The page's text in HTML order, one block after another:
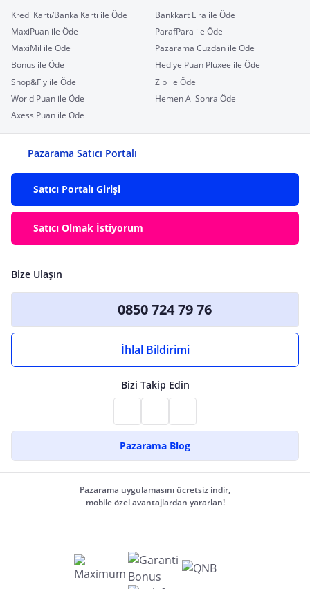
Kredi Kartı/Banka Kartı ile Öde
Bankkart Lira ile Öde
MaxiPuan ile Öde
ParafPara ile Öde
MaxiMil ile Öde
Pazarama Cüzdan ile Öde
Bonus ile Öde
Hediye Puan Pluxee ile Öde
Shop&Fly ile Öde
Zip ile Öde
World Puan ile Öde
Hemen Al Sonra Öde
Axess Puan ile Öde
Pazarama Satıcı Portalı
Satıcı Portalı Girişi
Satıcı Olmak İstiyorum
Bize Ulaşın
0850 724 79 76
İhlal Bildirimi
Bizi Takip Edin
Pazarama Blog
Pazarama uygulamasını ücretsiz indir,
mobile özel avantajlardan yararlan!